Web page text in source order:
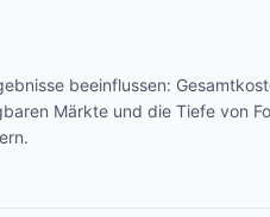
beeinflussen:
Märkte und die Tiefe von